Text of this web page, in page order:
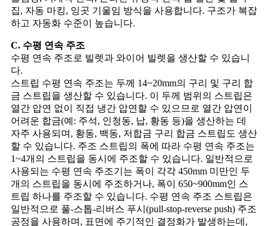
집, 자동 마킹, 잉곳 기울임 방식을 사용합니다. 구조가 복잡
하고 자동화 수준이 높습니다.
C. 수평 연속 주조
수평 연속 주조로 빌렛과 와이어 빌렛을 생산할 수 있습니
다.
스트립 수평 연속 주조는 두께 14~20mm의 구리 및 구리 합
금 스트립을 생산할 수 있습니다. 이 두께 범위의 스트립은
열간 압연 없이 직접 냉간 압연할 수 있으므로 열간 압연이
어려운 합금(예: 주석, 인청동, 납, 황동 등)을 생산하는 데
자주 사용되며, 황동, 백동, 저합금 구리 합금 스트립도 생산
할 수 있습니다. 주조 스트립의 폭에 따라 수평 연속 주조는
1~4개의 스트립을 동시에 주조할 수 있습니다. 일반적으로
사용되는 수평 연속 주조기는 폭이 각각 450mm 미만인 두
개의 스트립을 동시에 주조하거나, 폭이 650~900mm인 스
트립 하나를 주조할 수 있습니다. 수평 연속 주조 스트립은
일반적으로 풀-스톱-리버스 푸시(pull-stop-reverse push) 주조
공정을 사용하며, 표면에 주기적인 결정화가 발생하는데,